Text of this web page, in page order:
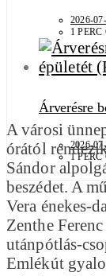
2026-
1 PERC
Árverésre
2026-
1 PERC
A városi
órától
Sándor
beszédet. A
Vera énekes-
Zenthe
utánpótlás-
Emlékút